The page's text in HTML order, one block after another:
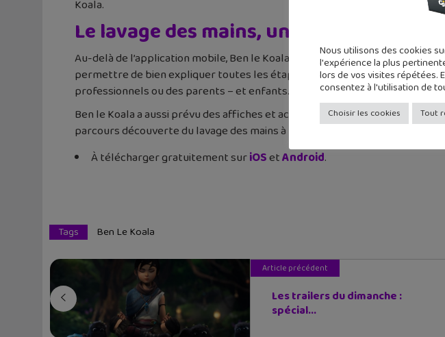
Koala.
Le lavage des mains, un instant
Au-delà de l’application mobile, Ben le Koala a conçu un carnet
permettre de bien expliquer toutes les étapes du lavage des mains aux
professionnels ou des parents – et enfants.
Ben le Koala a aussi prévu des affiches et activités à imprimer et à utiliser
parcours découverte du lavage des mains à pratiquer en famille ou à l’école.
À télécharger gratuitement suriOSetAndroid.
Tags Ben Le Koala
Article précédent
Les trailers du dimanche :
spécial...
Nous utilisons des cookies
l'expérience la plus
lors de vos visites répétées.
consentez à l'utilisation de
Choisir les cookies Tout